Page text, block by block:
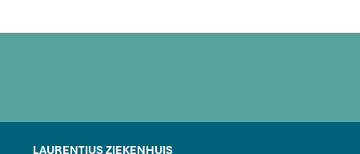
LAURENTIUS ZIEKENHUIS